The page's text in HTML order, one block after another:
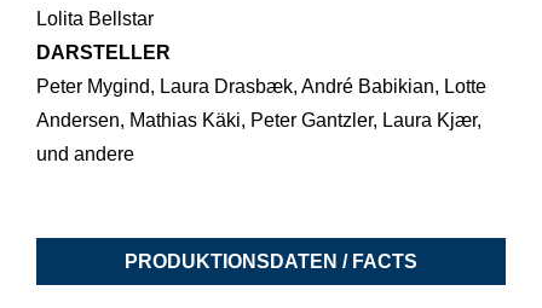
Lolita Bellstar
DARSTELLER
Peter Mygind, Laura Drasbæk, André Babikian, Lotte
Andersen, Mathias Käki, Peter Gantzler, Laura Kjær,
und andere
PRODUKTIONSDATEN / FACTS